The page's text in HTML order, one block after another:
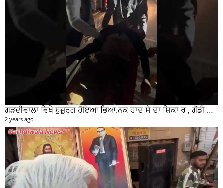
ਗੜਦੀਵਾਲਾ ਵਿਖੇ ਬੁਜ਼ੁਰਗ ਹੋਇਆ ਭਿਆ.ਨਕ ਹਾਦ ਸੇ ਦਾ ਸ਼ਿਕਾ ਰ , ਗੱਡੀ ਸਵਾਰ ਮੌਕੇ ਤੋ ਫਰਾਰ
2 years ago